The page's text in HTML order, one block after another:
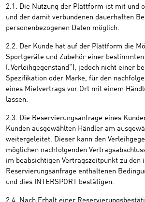
2.1. Die Nutzung der Plattform ist mit und
und der damit verbundenen dauerhaften
personenbezogenen Daten möglich.
2.2. Der Kunde hat auf der Plattform die
Sportgeräte und Zubehör einer
(„Verleihgegenstand“), jedoch nicht einer
Spezifikation oder Marke, für den
eines Mietvertrags vor Ort mit einem
lassen.
2.3. Die Reservierungsanfrage eines
Kunden ausgewählten Händler am
weitergeleitet. Dieser kann den
möglichen nachfolgenden
im beabsichtigen Vertragszeitpunkt zu den
Reservierungsanfrage enthaltenen
und dies INTERSPORT bestätigen.